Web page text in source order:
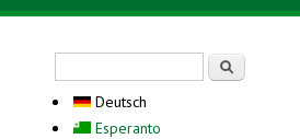
Deutsch
Esperanto